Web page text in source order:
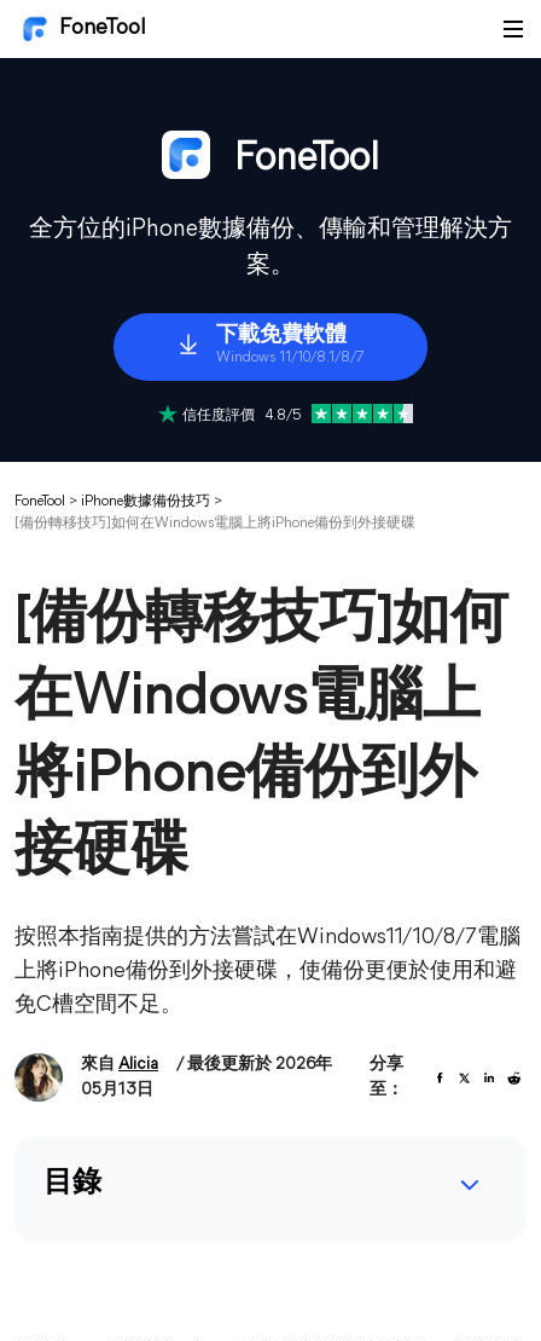
FoneTool
FoneTool
全方位的iPhone數據備份、傳輸和管理解決方
案。
下載免費軟體
Windows 11/10/8.1/8/7
信任度評價 4.8/5
FoneTool > iPhone數據備份技巧 >
[備份轉移技巧]如何在Windows電腦上將iPhone備份到外接硬碟
[備份轉移技巧]如何
在Windows電腦上
將iPhone備份到外
接硬碟
按照本指南提供的方法嘗試在Windows11/10/8/7電腦
上將iPhone備份到外接硬碟，使備份更便於使用和避
免C槽空間不足。
來自 Alicia
/ 最後更新於 2026年
05月13日
分享
至：
目錄